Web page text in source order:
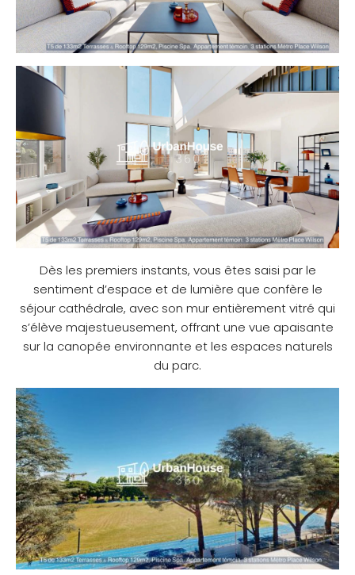
Dès les premiers instants, vous êtes saisi par le
sentiment d’espace et de lumière que confère le
séjour cathédrale, avec son mur entièrement vitré qui
s’élève majestueusement, offrant une vue apaisante
sur la canopée environnante et les espaces naturels
du parc.